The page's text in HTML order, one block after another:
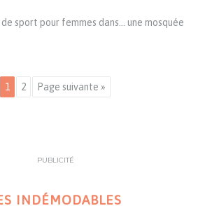
sport pour femmes dans… une mosquée
1 2 Page suivante »
PUBLICITÉ
INDÉMODABLES